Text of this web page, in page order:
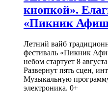
кнопкой».
«Пикник
Летний вайб
фестиваль «Пикник
небом стартует 8
Развернут пять сцен,
Музыкальную
электроника. 0+